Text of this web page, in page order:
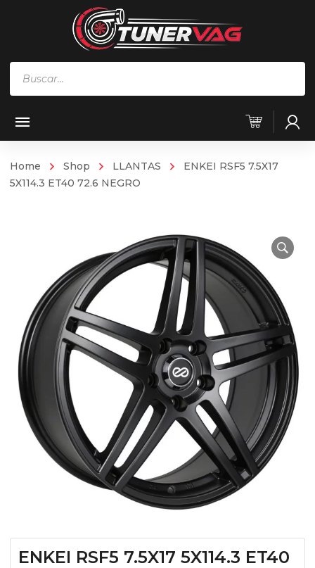
Home Shop LLANTAS
ENKEI RSF5 7.5X17
5X114.3 ET40 72.6 NEGRO
ENKEI RSF5 7.5X17 5X114.3 ET40